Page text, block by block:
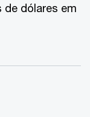
de dólares em